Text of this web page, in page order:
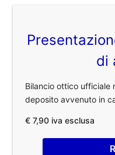
di
Bilancio ottico ufficiale
deposito avvenuto in
€ 7,90 iva esclusa